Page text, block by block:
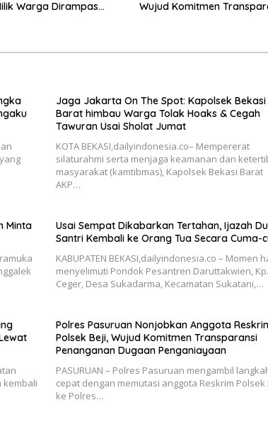
Warga Dirampas
Wujud Komitmen
Jaga Jakarta On The Spot: Kapolsek Bekasi
Barat himbau Warga Tolak Hoaks & Cegah
Tawuran Usai Sholat Jumat
KOTA BEKASI,dailyindonesia.co– Mempererat
silaturahmi serta menjaga keamanan dan
masyarakat (kamtibmas), Kapolsek Bekasi Barat
AKP…
Minta
Usai Sempat Dikabarkan Tertahan, Ijazah
Santri Kembali ke Orang Tua Secara Cuma-
KABUPATEN BEKASI,dailyindonesia.co – Momen
menyelimuti Pondok Pesantren Daruttakwien, Kp.
Ceger, Desa Sukadarma, Kecamatan Sukatani,…
kembali
Polres Pasuruan Nonjobkan Anggota
Polsek Beji, Wujud Komitmen Transparansi
Penanganan Dugaan Penganiayaan
PASURUAN – Polres Pasuruan mengambil
cepat dengan memutasi anggota Reskrim Polsek
ke Polres…